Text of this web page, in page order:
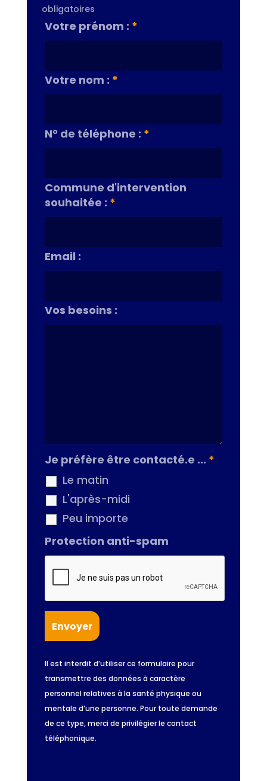
obligatoires
Votre prénom : *
Votre nom : *
N° de téléphone : *
Commune d'intervention
souhaitée : *
Email :
Vos besoins :
Je préfère être contacté.e ... *
Le matin
L'après-midi
Peu importe
Protection anti-spam
Il est interdit d’utiliser ce formulaire pour
transmettre des données à caractère
personnel relatives à la santé physique ou
mentale d’une personne. Pour toute demande
de ce type, merci de privilégier le contact
téléphonique.